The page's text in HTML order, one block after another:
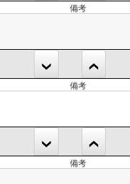
備考
備考
備考